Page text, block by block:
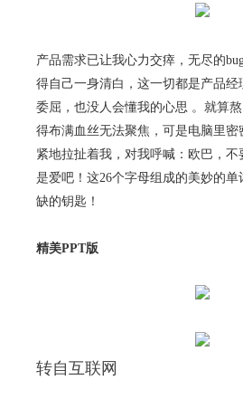
产品需求已让我心力交瘁，无尽的
得自己一身清白，这一切都是产品
委屈，也没人会懂我的心思 。就算
得布满血丝无法聚焦，可是电脑里密
紧地拉扯着我，对我呼喊：欧巴，
是爱吧！这26个字母组成的美妙的
缺的钥匙！
精美PPT版
转自互联网